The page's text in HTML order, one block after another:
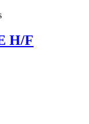
H/F